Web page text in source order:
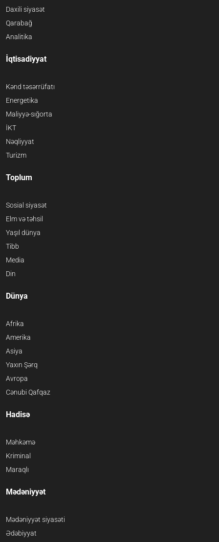
Daxili siyasət
Qarabağ
Analitika
İqtisadiyyat
Kənd təsərrüfatı
Energetika
Maliyyə-sığorta
İKT
Nəqliyyat
Turizm
Toplum
Sosial siyasət
Elm və təhsil
Yaşıl dünya
Tibb
Media
Din
Dünya
Afrika
Amerika
Asiya
Yaxın Şərq
Avropa
Cənubi Qafqaz
Hadisə
Məhkəmə
Kriminal
Maraqlı
Mədəniyyət
Mədəniyyət siyasəti
Ədəbiyyat